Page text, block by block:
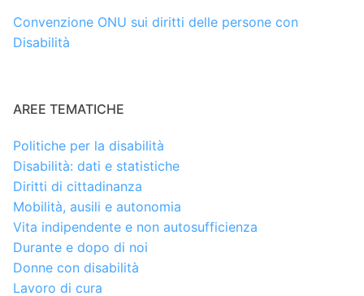
Convenzione ONU sui diritti delle persone con
Disabilità
AREE TEMATICHE
Politiche per la disabilità
Disabilità: dati e statistiche
Diritti di cittadinanza
Mobilità, ausili e autonomia
Vita indipendente e non autosufficienza
Durante e dopo di noi
Donne con disabilità
Lavoro di cura